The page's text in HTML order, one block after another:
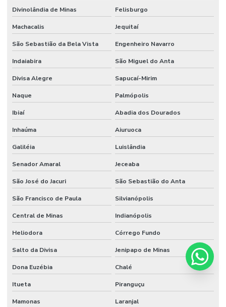
Divinolândia de Minas Felisburgo
Machacalis Jequitaí
São Sebastião da Bela Vista Engenheiro Navarro
Indaiabira São Miguel do Anta
Divisa Alegre Sapucaí-Mirim
Naque Palmópolis
Ibiaí Abadia dos Dourados
Inhaúma Aiuruoca
Galiléia Luislândia
Senador Amaral Jeceaba
São José do Jacuri São Sebastião do Anta
São Francisco de Paula Silvianópolis
Central de Minas Indianópolis
Heliodora Córrego Fundo
Salto da Divisa Jenipapo de Minas
Dona Euzébia Chalé
Itueta Piranguçu
Mamonas Laranjal